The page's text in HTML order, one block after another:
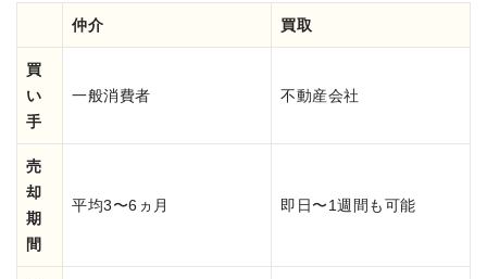
仲介 買取
買
い
手
一般消費者 不動産会社
売
却
期
間
平均3〜6ヵ月 即日〜1週間も可能